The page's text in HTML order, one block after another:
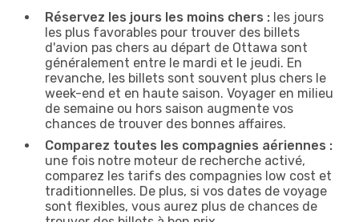
Réservez les jours les moins chers : les jours
les plus favorables pour trouver des billets
d'avion pas chers au départ de Ottawa sont
généralement entre le mardi et le jeudi. En
revanche, les billets sont souvent plus chers le
week-end et en haute saison. Voyager en milieu
de semaine ou hors saison augmente vos
chances de trouver des bonnes affaires.
Comparez toutes les compagnies aériennes :
une fois notre moteur de recherche activé,
comparez les tarifs des compagnies low cost et
traditionnelles. De plus, si vos dates de voyage
sont flexibles, vous aurez plus de chances de